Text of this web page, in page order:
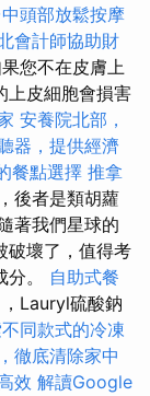
頭部放鬆按摩
會計師協助財
您不在皮膚上
上皮細胞會損害
安養院北部，
器，提供經濟
餐點選擇 推拿
後者是類胡蘿
著我​​們星球的
破壞了，值得考
。 自助式餐
，Lauryl硫酸鈉
同款式的冷凍
徹底清除家中
效 解讀Google